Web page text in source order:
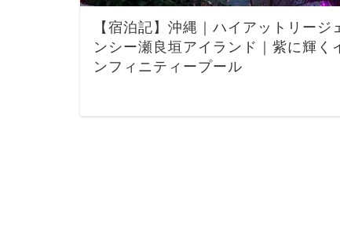
【宿泊記】沖縄｜ハイアットリージ
ンシー瀬良垣アイランド｜紫に輝く
ンフィニティープール